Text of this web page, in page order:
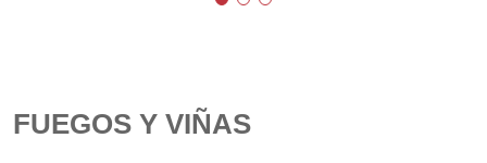
FUEGOS Y VIÑAS